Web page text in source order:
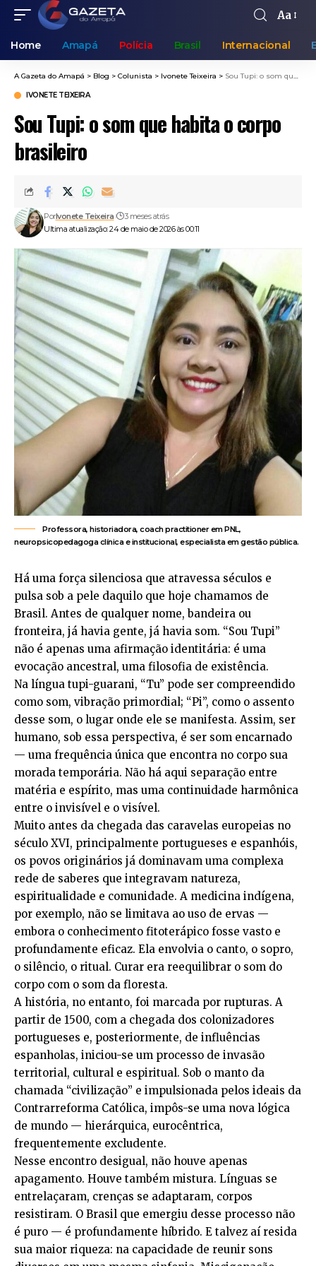
Aa
Home Amapá Polícia Brasil Internacional
A Gazeta do Amapá > Blog > Colunista > Ivonete Teixeira > Sou Tupi: o som que habita o corpo brasileiro
IVONETE TEIXEIRA
Sou Tupi: o som que habita o corpo
brasileiro
Ultima atualização: 24 de maio de 2026 às 00:11
PorIvonete Teixeira 3 meses atrás
Professora, historiadora, coach practitioner em PNL,
neuropsicopedagoga clínica e institucional, especialista em gestão pública.
Há uma força silenciosa que atravessa séculos e
pulsa sob a pele daquilo que hoje chamamos de
Brasil. Antes de qualquer nome, bandeira ou
fronteira, já havia gente, já havia som. “Sou Tupi”
não é apenas uma afirmação identitária: é uma
evocação ancestral, uma filosofia de existência.
Na língua tupi-guarani, “Tu” pode ser compreendido
como som, vibração primordial; “Pi”, como o assento
desse som, o lugar onde ele se manifesta. Assim, ser
humano, sob essa perspectiva, é ser som encarnado
— uma frequência única que encontra no corpo sua
morada temporária. Não há aqui separação entre
matéria e espírito, mas uma continuidade harmônica
entre o invisível e o visível.
Muito antes da chegada das caravelas europeias no
século XVI, principalmente portugueses e espanhóis,
os povos originários já dominavam uma complexa
rede de saberes que integravam natureza,
espiritualidade e comunidade. A medicina indígena,
por exemplo, não se limitava ao uso de ervas —
embora o conhecimento fitoterápico fosse vasto e
profundamente eficaz. Ela envolvia o canto, o sopro,
o silêncio, o ritual. Curar era reequilibrar o som do
corpo com o som da floresta.
A história, no entanto, foi marcada por rupturas. A
partir de 1500, com a chegada dos colonizadores
portugueses e, posteriormente, de influências
espanholas, iniciou-se um processo de invasão
territorial, cultural e espiritual. Sob o manto da
chamada “civilização” e impulsionada pelos ideais da
Contrarreforma Católica, impôs-se uma nova lógica
de mundo — hierárquica, eurocêntrica,
frequentemente excludente.
Nesse encontro desigual, não houve apenas
apagamento. Houve também mistura. Línguas se
entrelaçaram, crenças se adaptaram, corpos
resistiram. O Brasil que emergiu desse processo não
é puro — é profundamente híbrido. E talvez aí resida
sua maior riqueza: na capacidade de reunir sons